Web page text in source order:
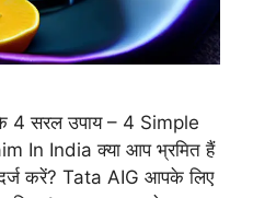
4 सरल उपाय – 4 Simple
In India क्या आप भ्रमित हैं
दर्ज करें? Tata AIG आपके लिए